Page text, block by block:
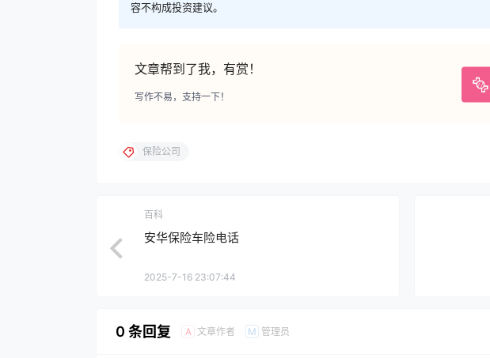
容不构成投资建议。
文章帮到了我，有赏！
写作不易，支持一下！
保险公司
百科
安华保险车险电话
2025-7-16 23:07:44
0 条回复 A 文章作者 M 管理员